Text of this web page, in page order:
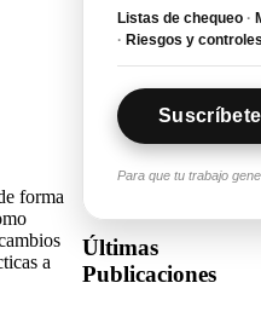
forma
a
Listas de chequeo ·
· Riesgos y
Para que tu trabajo
Últimas
Publicaciones